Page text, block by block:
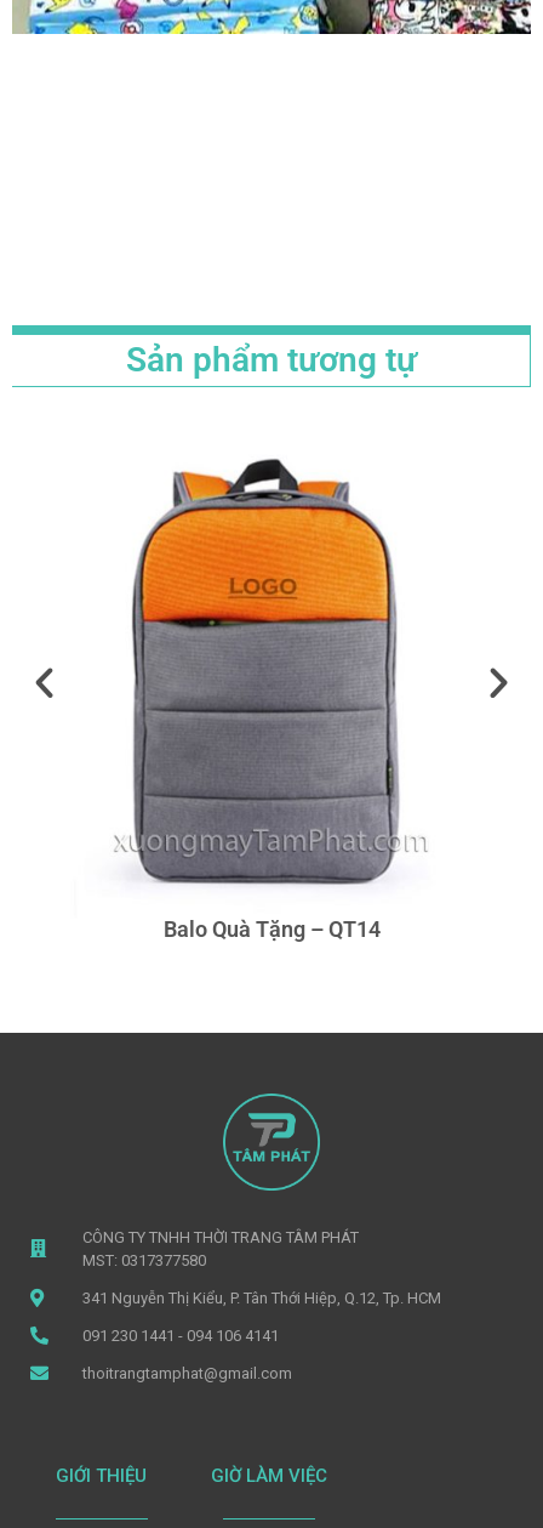
Sản phẩm tương tự
Balo Quà Tặng – QT14
CÔNG TY TNHH THỜI TRANG TÂM PHÁT
MST: 0317377580
341 Nguyễn Thị Kiểu, P. Tân Thới Hiệp, Q.12, Tp. HCM
091 230 1441 - 094 106 4141
thoitrangtamphat@gmail.com
GIỚI THIỆU GIỜ LÀM VIỆC